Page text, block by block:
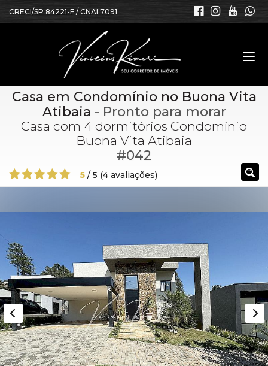
CRECI/SP 84221-F / CNAI 7091
Casa em Condomínio no Buona Vita
Atibaia - Pronto para morar
Casa com 4 dormitórios Condomínio
Buona Vita Atibaia
#042
5 / 5 (4 avaliações)